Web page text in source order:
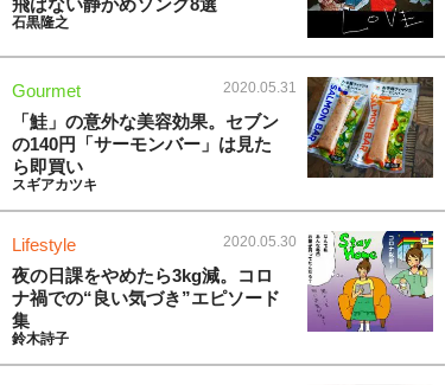
飛ばない静かめソング8選
石黒隆之
Gourmet 2020.05.31
「鮭」の意外な美容効果。セブン
の140円「サーモンバー」は見た
ら即買い
スギアカツキ
Lifestyle 2020.05.30
夜の日課をやめたら3kg減。コロ
ナ禍での“良い気づき”エピソード
集
鈴木詩子